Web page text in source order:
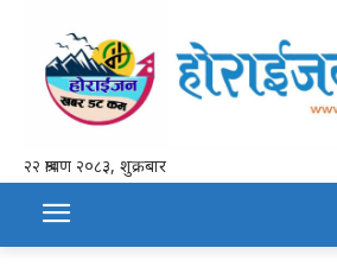
२२ श्रावण २०८३, शुक्रबार